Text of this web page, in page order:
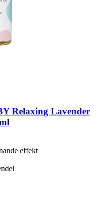
Relaxing Lavender
effekt